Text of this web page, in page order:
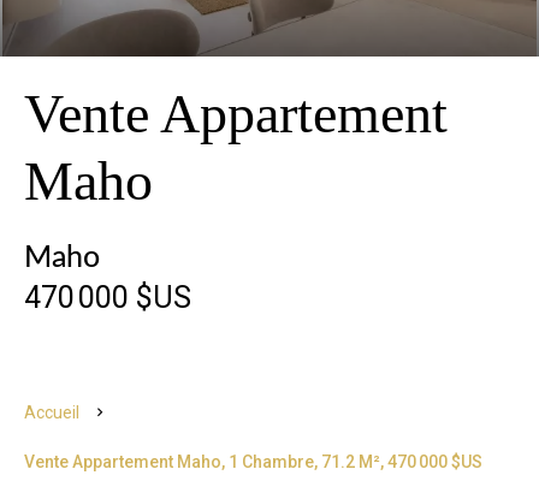
Vente Appartement
Maho
Maho
470 000 $US
Accueil
Vente Appartement Maho, 1 Chambre, 71.2 M², 470 000 $US